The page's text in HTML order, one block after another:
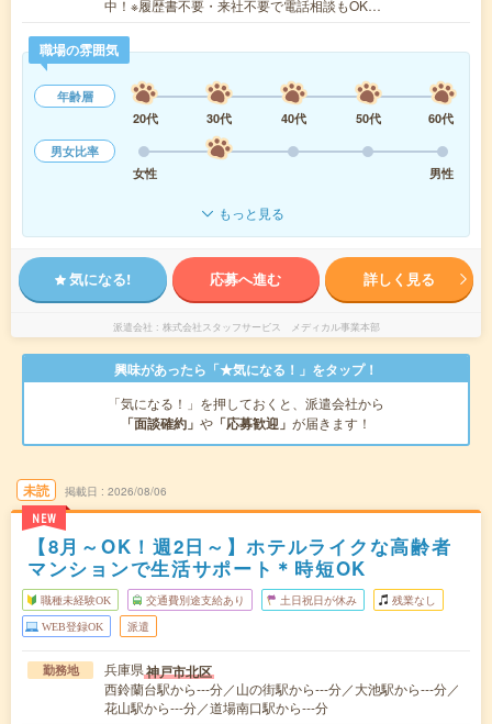
中！※履歴書不要・来社不要で電話相談もOK…
職場の雰囲気
年齢層
20代
30代 40代 50代
60代
男女比率
女性
男性
もっと見る
気になる! 応募へ進む 詳しく見る
派遣会社 株式会社スタッフサービス メディカル事業本部
興味があったら「★気になる！」をタップ！
「気になる！」を押しておくと、派遣会社から
「面談確約」 や 「応募歓迎」 が届きます！
未読
NEW
掲載日 2026/08/06
【8月～OK！週2日～】ホテルライクな高齢者
マンションで生活サポート＊時短OK
職種未経験OK 交通費別途支給あり 土日祝日が休み 残業なし
WEB登録OK 派遣
勤務地 兵庫県神戸市北区
西鈴蘭台駅から---分／山の街駅から---分／大池駅から---分／
花山駅から---分／道場南口駅から---分